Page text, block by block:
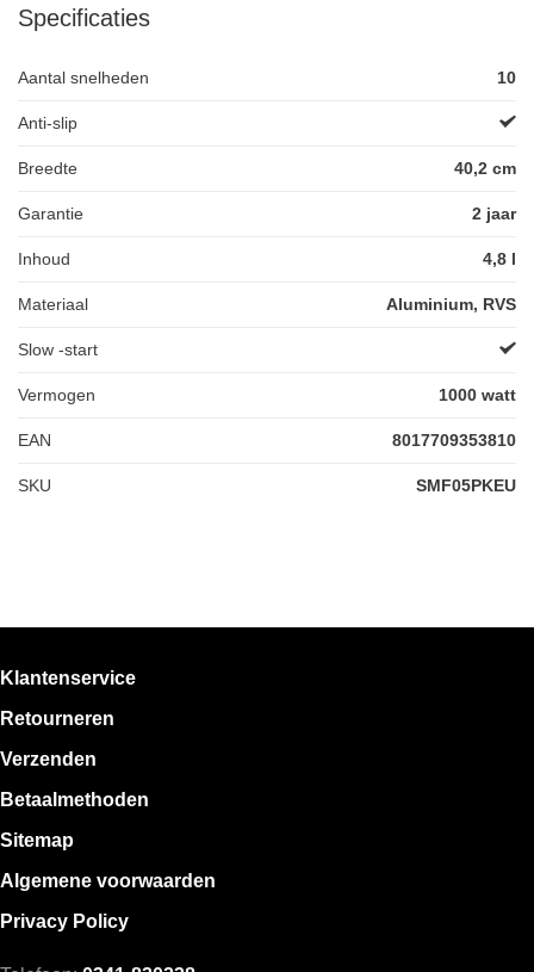
Specificaties
Aantal snelheden 10
Anti-slip
Breedte 40,2 cm
Garantie 2 jaar
Inhoud 4,8 l
Materiaal Aluminium, RVS
Slow -start
Vermogen 1000 watt
EAN 8017709353810
SKU SMF05PKEU
Klantenservice
Retourneren
Verzenden
Betaalmethoden
Sitemap
Algemene voorwaarden
Privacy Policy